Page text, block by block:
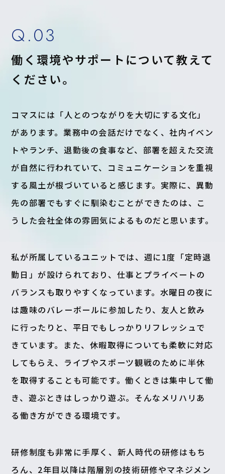
Q.03
働く環境やサポートについて教えて
ください。
コマスには「人とのつながりを大切にする文化」
があります。業務中の会話だけでなく、社内イベン
トやランチ、退勤後の食事など、部署を超えた交流
が自然に行われていて、コミュニケーションを重視
する風土が根づいていると感じます。実際に、異動
先の部署でもすぐに馴染むことができたのは、こ
うした会社全体の雰囲気によるものだと思います。
私が所属しているユニットでは、週に1度「定時退
勤日」が設けられており、仕事とプライベートの
バランスも取りやすくなっています。水曜日の夜に
は趣味のバレーボールに参加したり、友人と飲み
に行ったりと、平日でもしっかりリフレッシュで
きています。また、休暇取得についても柔軟に対応
してもらえ、ライブやスポーツ観戦のために半休
を取得することも可能です。働くときは集中して働
き、遊ぶときはしっかり遊ぶ。そんなメリハリあ
る働き方ができる環境です。
研修制度も非常に手厚く、新人時代の研修はもち
ろん、2年目以降は階層別の技術研修やマネジメン